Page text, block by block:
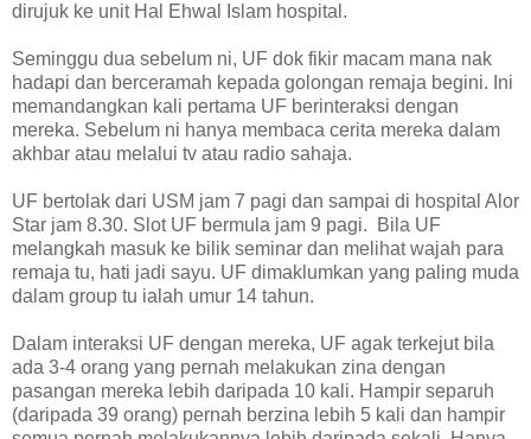
dirujuk ke unit Hal Ehwal Islam hospital.
Seminggu dua sebelum ni, UF dok fikir macam mana nak
hadapi dan berceramah kepada golongan remaja begini. Ini
memandangkan kali pertama UF berinteraksi dengan
mereka. Sebelum ni hanya membaca cerita mereka dalam
akhbar atau melalui tv atau radio sahaja.
UF bertolak dari USM jam 7 pagi dan sampai di hospital Alor
Star jam 8.30. Slot UF bermula jam 9 pagi. Bila UF
melangkah masuk ke bilik seminar dan melihat wajah para
remaja tu, hati jadi sayu. UF dimaklumkan yang paling muda
dalam group tu ialah umur 14 tahun.
Dalam interaksi UF dengan mereka, UF agak terkejut bila
ada 3-4 orang yang pernah melakukan zina dengan
pasangan mereka lebih daripada 10 kali. Hampir separuh
(daripada 39 orang) pernah berzina lebih 5 kali dan hampir